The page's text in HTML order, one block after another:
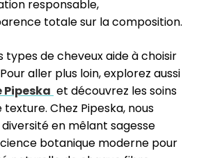
responsable,
totale sur la composition.
types de cheveux aide à choisir
aller plus loin, explorez aussi
et découvrez les soins
Chez Pipeska, nous
en mêlant sagesse
botanique moderne pour